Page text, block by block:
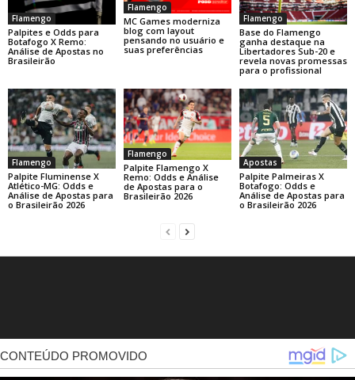
Flamengo
Palpites e Odds para
Botafogo X Remo:
Análise de Apostas no
Brasileirão
Flamengo
MC Games moderniza
blog com layout
pensando no usuário e
suas preferências
Flamengo
Base do Flamengo
ganha destaque na
Libertadores Sub-20 e
revela novas promessas
para o profissional
Flamengo
Palpite Fluminense X
Atlético-MG: Odds e
Análise de Apostas para
o Brasileirão 2026
Flamengo
Palpite Flamengo X
Remo: Odds e Análise
de Apostas para o
Brasileirão 2026
Apostas
Palpite Palmeiras X
Botafogo: Odds e
Análise de Apostas para
o Brasileirão 2026